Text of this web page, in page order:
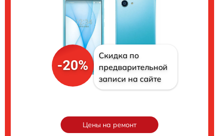
-20%
Скидка по
предварительной
записи на сайте
Цены на ремонт